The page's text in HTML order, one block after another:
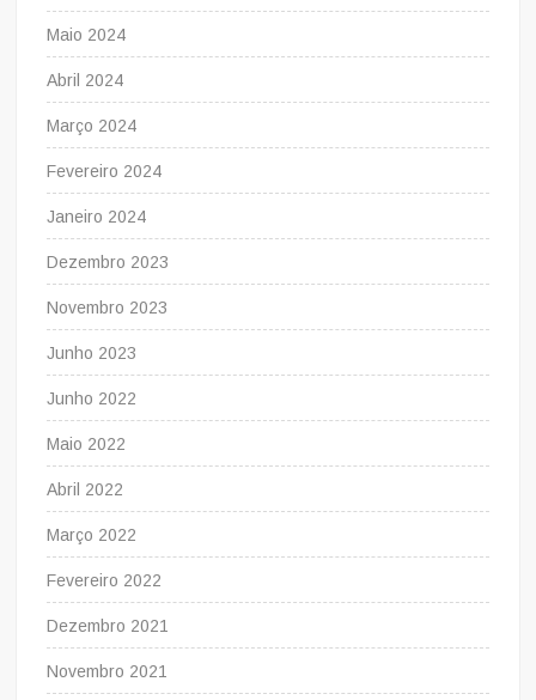
Maio 2024
Abril 2024
Março 2024
Fevereiro 2024
Janeiro 2024
Dezembro 2023
Novembro 2023
Junho 2023
Junho 2022
Maio 2022
Abril 2022
Março 2022
Fevereiro 2022
Dezembro 2021
Novembro 2021